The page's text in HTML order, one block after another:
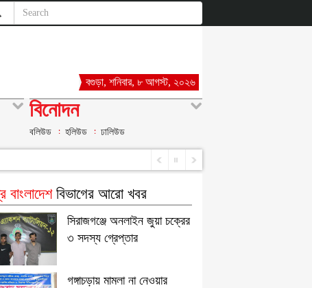
বগুড়া, শনিবার, ৮ আগস্ট, ২০২৬
বিনোদন
বলিউড হলিউড ঢালিউড
বাংলাদেশবিভাগের আরো খবর
সিরাজগঞ্জে অনলাইন জুয়া চক্রের
৩ সদস্য গ্রেপ্তার
গঙ্গাচড়ায় মামলা না নেওয়ার